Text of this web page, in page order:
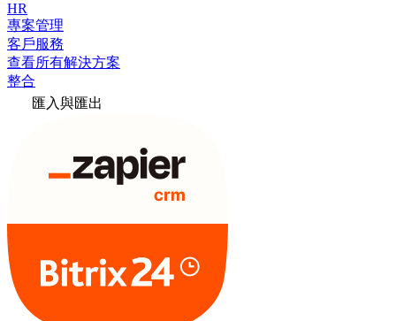
HR
專案管理
客戶服務
查看所有解決方案
整合
匯入與匯出